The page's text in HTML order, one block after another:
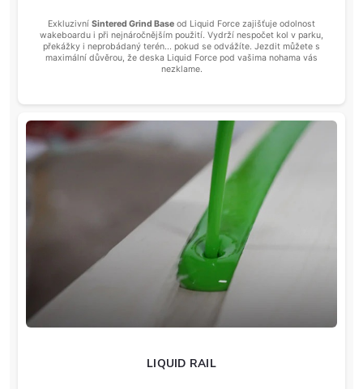
Exkluzivní Sintered Grind Base od Liquid Force zajišťuje odolnost
wakeboardu i při nejnáročnějším použití. Vydrží nespočet kol v parku,
překážky i neprobádaný terén... pokud se odvážíte. Jezdit můžete s
maximální důvěrou, že deska Liquid Force pod vašima nohama vás
nezklame.
LIQUID RAIL